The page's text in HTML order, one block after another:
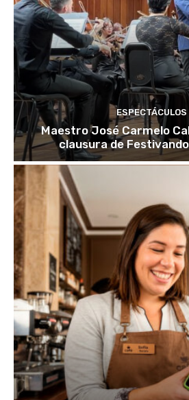
ESPECTÁCULOS
Maestro José Carmelo
clausura de